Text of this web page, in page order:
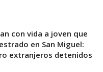
con vida a joven que
en San Miguel:
extranjeros detenidos